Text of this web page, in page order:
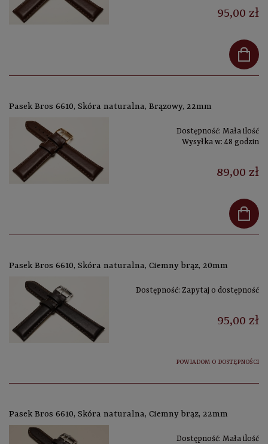
95,00 zł
Pasek Bros 6610, Skóra naturalna, Brązowy, 22mm
Dostępność: Mała ilość
Wysyłka w: 48 godzin
89,00 zł
Pasek Bros 6610, Skóra naturalna, Ciemny brąz, 20mm
Dostępność: Zapytaj o dostępność
95,00 zł
POWIADOM O DOSTĘPNOŚCI
Pasek Bros 6610, Skóra naturalna, Ciemny brąz, 22mm
Dostępność: Mała ilość